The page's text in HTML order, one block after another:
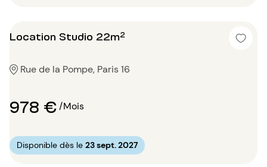
Location Studio 22m²
Rue de la Pompe, Paris 16
978 €/Mois
Disponible dès le 23 sept. 2027